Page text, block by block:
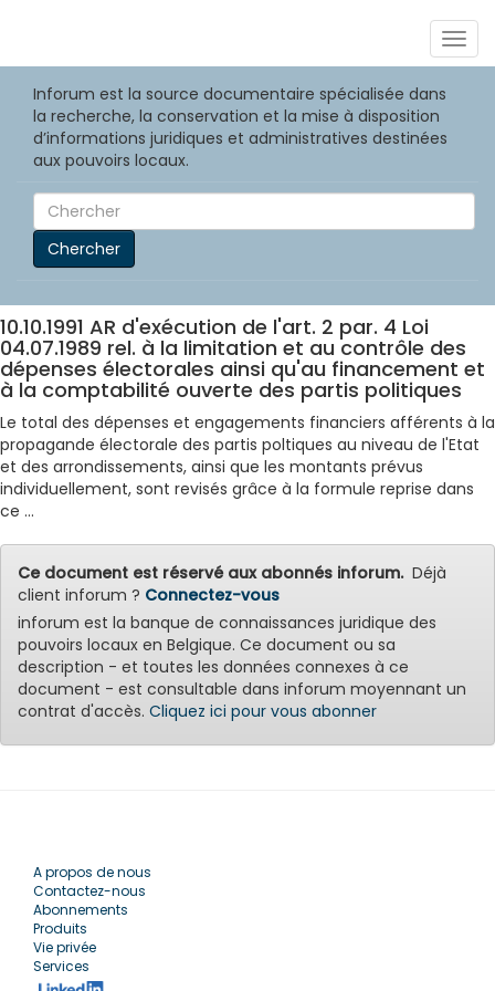
Inforum est la source documentaire spécialisée dans
la recherche, la conservation et la mise à disposition
d’informations juridiques et administratives destinées
aux pouvoirs locaux.
Chercher
10.10.1991 AR d'exécution de l'art. 2 par. 4 Loi
04.07.1989 rel. à la limitation et au contrôle des
dépenses électorales ainsi qu'au financement et
à la comptabilité ouverte des partis politiques
Le total des dépenses et engagements financiers afférents à la
propagande électorale des partis poltiques au niveau de l'Etat
et des arrondissements, ainsi que les montants prévus
individuellement, sont revisés grâce à la formule reprise dans
ce ...
Ce document est réservé aux abonnés inforum.Déjà
client inforum ? Connectez-vous
inforum est la banque de connaissances juridique des
pouvoirs locaux en Belgique. Ce document ou sa
description - et toutes les données connexes à ce
document - est consultable dans inforum moyennant un
contrat d'accès. Cliquez ici pour vous abonner
A propos de nous
Contactez-nous
Abonnements
Produits
Vie privée
Services